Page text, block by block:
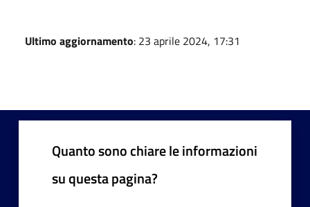
Ultimo aggiornamento: 23 aprile 2024, 17:31
Quanto sono chiare le informazioni
su questa pagina?